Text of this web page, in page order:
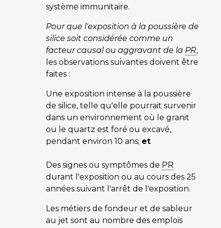
système immunitaire.
Pour que l'exposition à la poussière de
silice soit considérée comme un
facteur causal ou aggravant de la PR,
les observations suivantes doivent être
faites :
Une exposition intense à la poussière
de silice, telle qu'elle pourrait survenir
dans un environnement où le granit
ou le quartz est foré ou excavé,
pendant environ 10 ans; et
Des signes ou symptômes de PR
durant l'exposition ou au cours des 25
années suivant l'arrêt de l'exposition.
Les métiers de fondeur et de sableur
au jet sont au nombre des emplois